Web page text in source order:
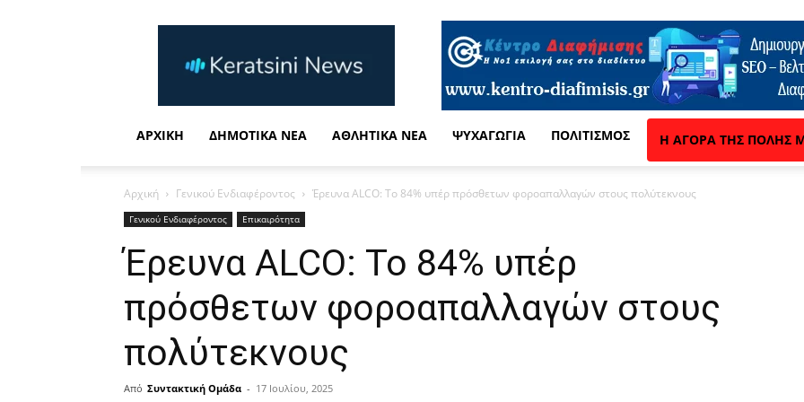
News
Η
σας
ενημέρωση
ΑΡΧΙΚΉ ΔΗΜΟΤΙΚΆ ΝΈΑ ΑΘΛΗΤΙΚΆ ΝΈΑ ΨΥΧΑΓΩΓΊΑ ΠΟΛΙΤΙΣΜΌΣ Η ΑΓΟΡΆ ΤΗΣ ΠΌΛΗΣ
Αρχική Γενικού Ενδιαφέροντος Έρευνα ALCO: Το 84% υπέρ πρόσθετων φοροαπαλλαγών στους πολύτεκνους
Γενικού Ενδιαφέροντος Επικαιρότητα
Έρευνα ALCO: Το 84% υπέρ
πρόσθετων φοροαπαλλαγών στους
πολύτεκνους
Από Συντακτική Ομάδα - 17 Ιουλίου, 2025